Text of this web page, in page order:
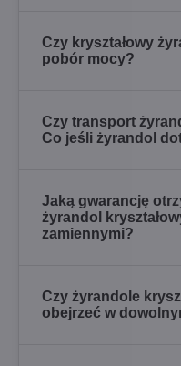
Czy kryształowy
pobór mocy?
Czy transport
Co jeśli żyrandol
Jaką gwarancję
żyrandol
zamiennymi?
Czy żyrandole
obejrzeć w